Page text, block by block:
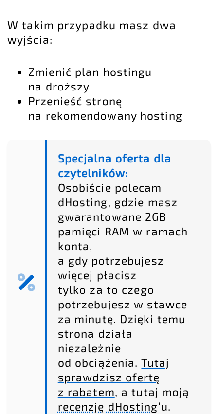
W takim przypadku masz dwa
wyjścia:
Zmienić plan hostingu
na droższy
Przenieść stronę
na rekomendowany hosting
Specjalna oferta dla
czytelników:
Osobiście polecam
dHosting, gdzie masz
gwarantowane 2GB
pamięci RAM w ramach
konta,
a gdy potrzebujesz
więcej płacisz
tylko za to czego
potrzebujesz w stawce
za minutę. Dzięki temu
strona działa
niezależnie
od obciążenia.Tutaj
sprawdzisz ofertę
z rabatem, a tutaj moją
recenzję dHosting’u.